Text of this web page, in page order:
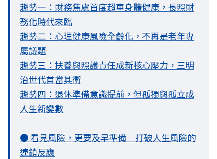
趨勢一：財務焦慮首度超車身體健康，長照財
務化時代來臨
趨勢二：心理健康風險全齡化，不再是老年專
屬議題
趨勢三：扶養與照護責任成新核心壓力，三明
治世代首當其衝
趨勢四：退休準備意識提前，但孤獨與孤立成
人生新變數
● 看見風險，更要及早準備 打破人生風險的
連鎖反應